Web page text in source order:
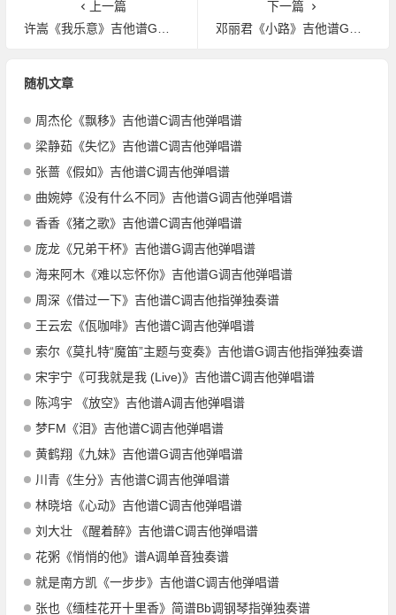
上一篇
许嵩《我乐意》吉他谱G调吉他弹唱谱
下一篇
邓丽君《小路》吉他谱G调吉他弹唱谱
随机文章
周杰伦《飘移》吉他谱C调吉他弹唱谱
梁静茹《失忆》吉他谱C调吉他弹唱谱
张蔷《假如》吉他谱C调吉他弹唱谱
曲婉婷《没有什么不同》吉他谱G调吉他弹唱谱
香香《猪之歌》吉他谱C调吉他弹唱谱
庞龙《兄弟干杯》吉他谱G调吉他弹唱谱
海来阿木《难以忘怀你》吉他谱G调吉他弹唱谱
周深《借过一下》吉他谱C调吉他指弹独奏谱
王云宏《佤咖啡》吉他谱C调吉他弹唱谱
索尔《莫扎特“魔笛”主题与变奏》吉他谱G调吉他指弹独奏谱
宋宇宁《可我就是我 (Live)》吉他谱C调吉他弹唱谱
陈鸿宇 《放空》吉他谱A调吉他弹唱谱
梦FM《泪》吉他谱C调吉他弹唱谱
黄鹤翔《九妹》吉他谱G调吉他弹唱谱
川青《生分》吉他谱C调吉他弹唱谱
林晓培《心动》吉他谱C调吉他弹唱谱
刘大壮 《醒着醉》吉他谱C调吉他弹唱谱
花粥《悄悄的他》谱A调单音独奏谱
就是南方凯《一步步》吉他谱C调吉他弹唱谱
张也《缅桂花开十里香》简谱Bb调钢琴指弹独奏谱